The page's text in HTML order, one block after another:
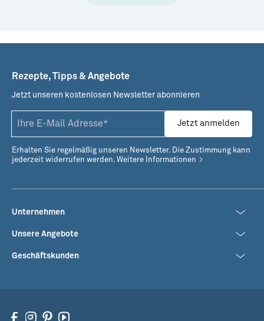
Kapern-Tomaten-Oliven-
Füllung
Unternehmen
Unsere Angebote
Geschäftskunden
Rezepte, Tipps & Angebote
Jetzt unseren kostenlosen Newsletter abonnieren
Jetzt anmelden
Erhalten Sie regelmäßig unseren Newsletter. Die Zustimmung kann
jederzeit widerrufen werden. Weitere Informationen